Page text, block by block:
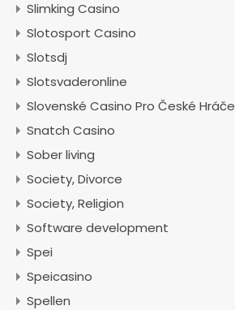
Slimking Casino
Slotosport Casino
Slotsdj
Slotsvaderonline
Slovenské Casino Pro České Hráče
Snatch Casino
Sober living
Society, Divorce
Society, Religion
Software development
Spei
Speicasino
Spellen